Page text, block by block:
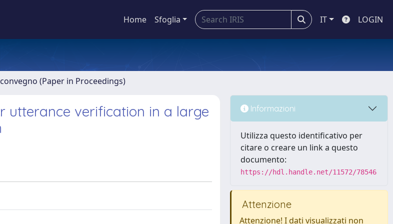
Home Sfoglia IT LOGIN
(Paper in Proceedings)
utterance verification in a large
Informazioni
Utilizza questo identificativo per
citare o creare un link a questo
documento:
https://hdl.handle.net/11572/78546
Attenzione
Attenzione! I dati visualizzati non